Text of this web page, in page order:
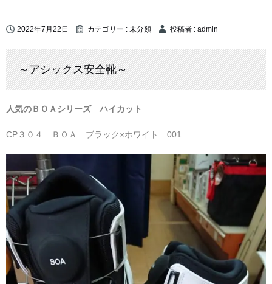
2022年7月22日 カテゴリー : 未分類 投稿者 : admin
～アシックス安全靴～
人気のＢＯＡシリーズ ハイカット
CP３０４ ＢＯＡ ブラック×ホワイト 001